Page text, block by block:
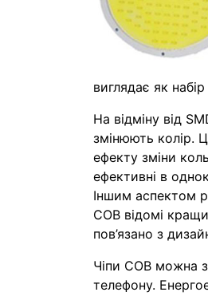
виглядає як
На відміну від
змінюють колір.
ефекту зміни
ефективні в
Іншим аспектом
COB відомі
пов’язано з
Чіпи COB можна
телефону.